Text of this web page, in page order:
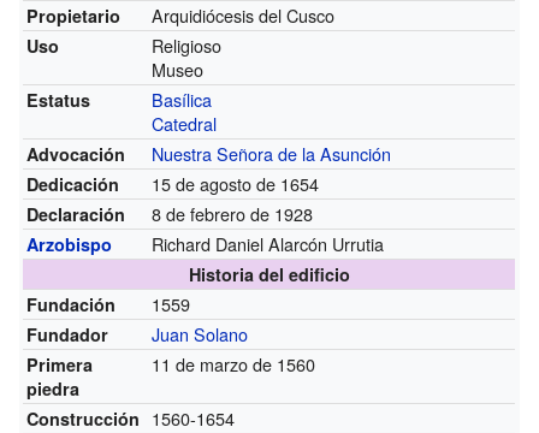
Propietario Arquidiócesis del Cusco
Uso
Religioso
Museo
Estatus
Basílica
Catedral
Advocación Nuestra Señora de la Asunción
Dedicación 15 de agosto de 1654
Declaración 8 de febrero de 1928
Arzobispo Richard Daniel Alarcón Urrutia
Historia del edificio
Fundación
1559
Fundador Juan Solano
Primera
piedra
11 de marzo de 1560
Construcción 1560-1654